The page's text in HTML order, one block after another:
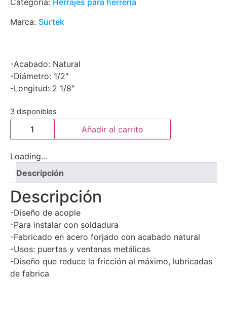
Categoría: Herrajes para herrería
Marca: Surtek
-Acabado: Natural
-Diámetro: 1/2″
-Longitud: 2 1/8″
3 disponibles
Añadir al carrito
Loading...
Descripción
Descripción
-Diseño de acople
-Para instalar con soldadura
-Fabricado en acero forjado con acabado natural
-Usos: puertas y ventanas metálicas
-Diseño que reduce la fricción al máximo, lubricadas
de fabrica